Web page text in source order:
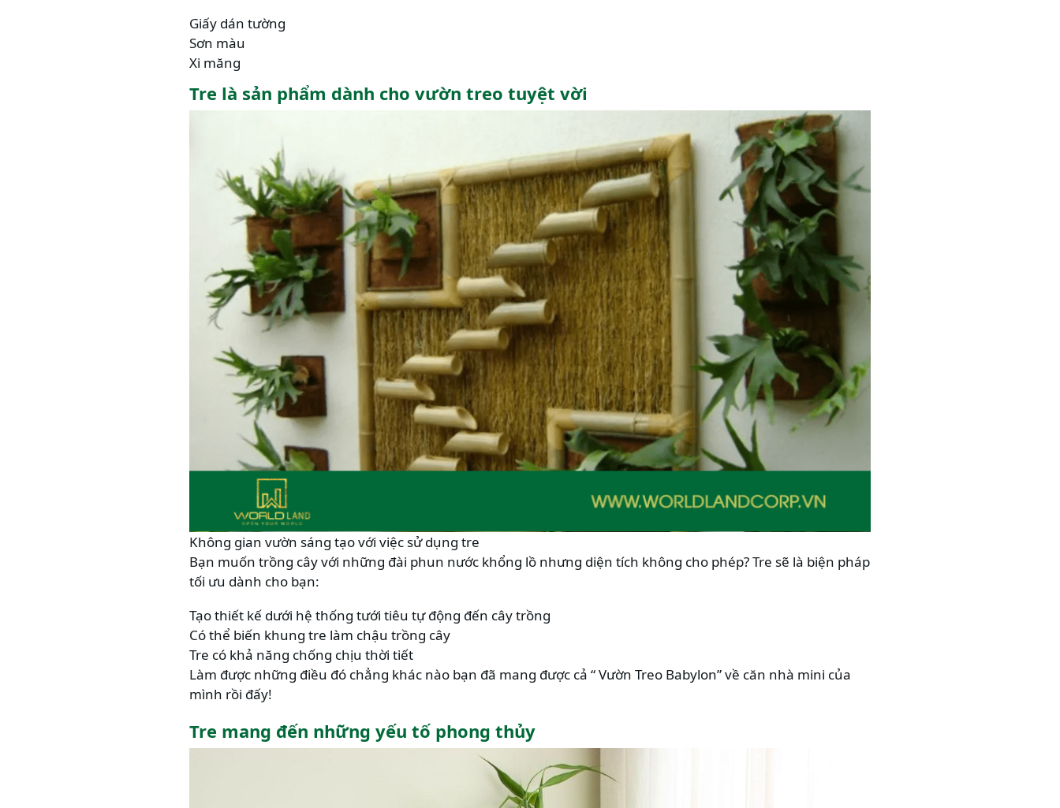
Giấy dán tường
Sơn màu
Xi măng
Tre là sản phẩm dành cho vườn treo tuyệt vời
Không gian vườn sáng tạo với việc sử dụng tre
Bạn muốn trồng cây với những đài phun nước khổng lồ nhưng diện tích không cho phép? Tre sẽ là biện pháp
tối ưu dành cho bạn:
Tạo thiết kế dưới hệ thống tưới tiêu tự động đến cây trồng
Có thể biến khung tre làm chậu trồng cây
Tre có khả năng chống chịu thời tiết
Làm được những điều đó chẳng khác nào bạn đã mang được cả “Vườn Treo Babylon” về căn nhà mini của
mình rồi đấy!
Tre mang đến những yếu tố phong thủy